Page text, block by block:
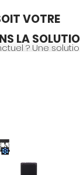
VOTRE
LA
? Une solution